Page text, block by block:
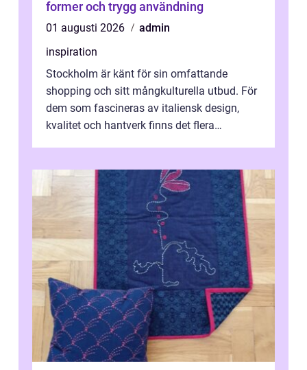
former och trygg användning
01 augusti 2026
admin
inspiration
Stockholm är känt för sin omfattande
shopping och sitt mångkulturella utbud. För
dem som fascineras av italiensk design,
kvalitet och hantverk finns det flera